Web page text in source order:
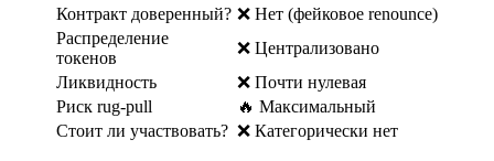
Контракт доверенный? ❌ Нет (фейковое renounce)
Распределение
токенов
❌ Централизовано
Ликвидность
❌ Почти нулевая
Риск rug-pull
🔥 Максимальный
Стоит ли участвовать? ❌ Категорически нет